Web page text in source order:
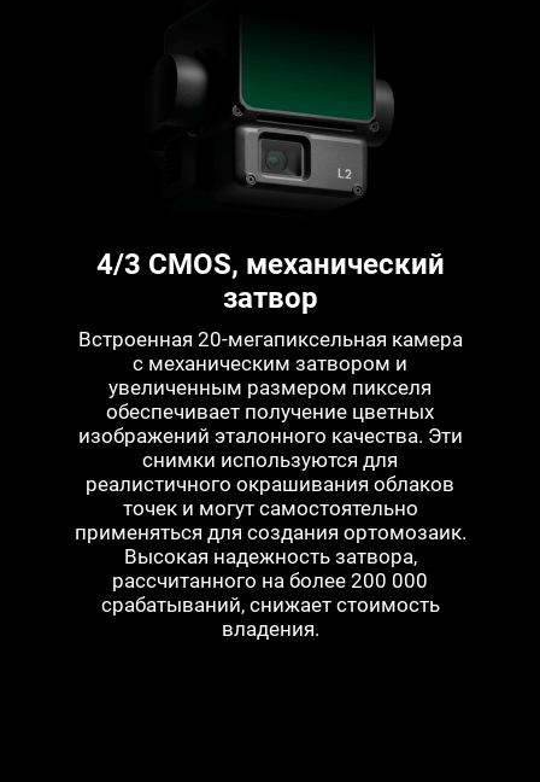
4/3 CMOS, механический
затвор
Встроенная 20-мегапиксельная камера
с механическим затвором и
увеличенным размером пикселя
обеспечивает получение цветных
изображений эталонного качества. Эти
снимки используются для
реалистичного окрашивания облаков
точек и могут самостоятельно
применяться для создания ортомозаик.
Высокая надежность затвора,
рассчитанного на более 200 000
срабатываний, снижает стоимость
владения.